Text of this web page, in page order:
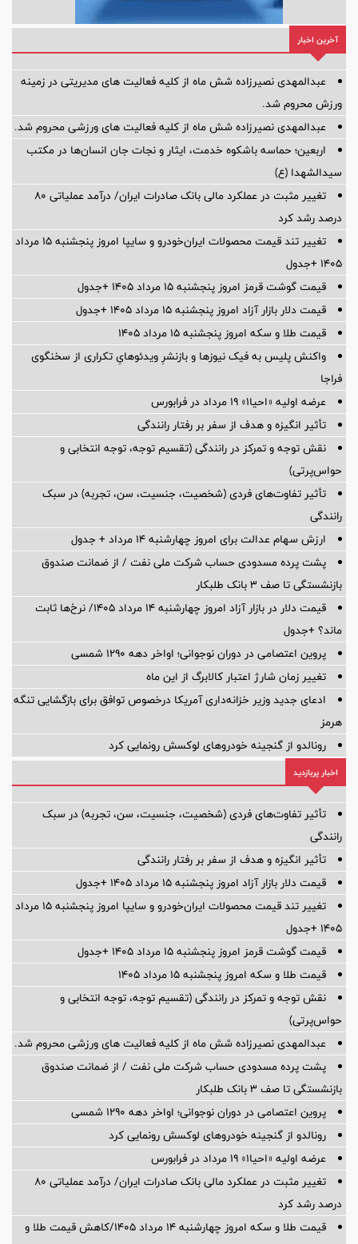
آخرین اخبار
عبدالمهدی نصیرزاده شش ماه از کلیه فعالیت های مدیریتی در زمینه
ورزش محروم شد.
عبدالمهدی نصیرزاده شش ماه از کلیه فعالیت های ورزشی محروم شد.
اربعین؛ حماسه باشکوه خدمت، ایثار و نجات جان انسان‌ها در مکتب
سیدالشهدا (ع)
تغییر مثبت در عملکرد مالی بانک صادرات ایران/ درآمد عملیاتی 80
درصد رشد کرد
تغییر تند قیمت محصولات ایران‌خودرو و سایپا امروز پنجشنبه ۱۵ مرداد
۱۴۰۵ +جدول
قیمت گوشت قرمز امروز پنجشنبه ۱۵ مرداد ۱۴۰۵ +جدول
قیمت دلار بازار آزاد امروز پنجشنبه ۱۵ مرداد ۱۴۰۵ +جدول
قیمت طلا و سکه امروز پنجشنبه ۱۵ مرداد ۱۴۰۵
واکنش پلیس به فیک نیوزها و بازنشرِ ویدئوهایِ تکراری از سخنگوی
فراجا
عرضه اولیه «احیا۱» ۱۹ مرداد در فرابورس
تأثیر انگیزه و هدف از سفر بر رفتار رانندگی
نقش توجه و تمرکز در رانندگی (تقسیم توجه، توجه انتخابی و
حواس‌پرتی)
تأثیر تفاوت‌های فردی (شخصیت، جنسیت، سن، تجربه) در سبک
رانندگی
ارزش سهام عدالت برای امروز چهارشنبه ۱۴ مرداد + جدول
پشت پرده‌ مسدودی حساب شرکت ملی نفت / از ضمانت صندوق
بازنشستگی تا صف ۳ بانک طلبکار
قیمت دلار در بازار آزاد امروز چهارشنبه ۱۴ مرداد ۱۴۰۵/ نرخ‌ها ثابت
ماند؟ +جدول
پروین اعتصامی در دوران نوجوانی؛ اواخر دهه ۱۲۹۰ شمسی
تغییر زمان شارژ اعتبار کالابرگ از این ماه
ادعای جدید وزیر خزانه‌داری آمریکا درخصوص توافق برای بازگشایی تنگه
هرمز
رونالدو از گنجینه خودروهای لوکسش رونمایی کرد
اخبار پربازدید
تأثیر تفاوت‌های فردی (شخصیت، جنسیت، سن، تجربه) در سبک
رانندگی
تأثیر انگیزه و هدف از سفر بر رفتار رانندگی
قیمت دلار بازار آزاد امروز پنجشنبه ۱۵ مرداد ۱۴۰۵ +جدول
تغییر تند قیمت محصولات ایران‌خودرو و سایپا امروز پنجشنبه ۱۵ مرداد
۱۴۰۵ +جدول
قیمت گوشت قرمز امروز پنجشنبه ۱۵ مرداد ۱۴۰۵ +جدول
قیمت طلا و سکه امروز پنجشنبه ۱۵ مرداد ۱۴۰۵
نقش توجه و تمرکز در رانندگی (تقسیم توجه، توجه انتخابی و
حواس‌پرتی)
عبدالمهدی نصیرزاده شش ماه از کلیه فعالیت های ورزشی محروم شد.
پشت پرده‌ مسدودی حساب شرکت ملی نفت / از ضمانت صندوق
بازنشستگی تا صف ۳ بانک طلبکار
پروین اعتصامی در دوران نوجوانی؛ اواخر دهه ۱۲۹۰ شمسی
رونالدو از گنجینه خودروهای لوکسش رونمایی کرد
عرضه اولیه «احیا۱» ۱۹ مرداد در فرابورس
تغییر مثبت در عملکرد مالی بانک صادرات ایران/ درآمد عملیاتی 80
درصد رشد کرد
قیمت طلا و سکه امروز چهارشنبه ۱۴ مرداد ۱۴۰۵/کاهش قیمت طلا و